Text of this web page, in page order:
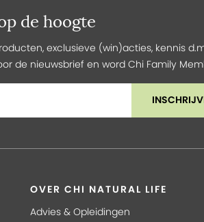
de hoogte
exclusieve (win)acties, kennis
de nieuwsbrief en word Chi Family
OVER CHI NATURAL LIFE
Advies & Opleidingen